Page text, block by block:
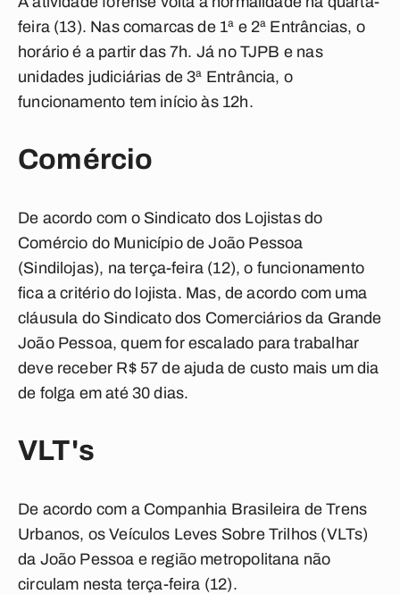
feira (13). Nas comarcas de 1ª e 2ª Entrâncias, o
horário é a partir das 7h. Já no TJPB e nas
unidades judiciárias de 3ª Entrância, o
funcionamento tem início às 12h.
Comércio
De acordo com o Sindicato dos Lojistas do
Comércio do Município de João Pessoa
(Sindilojas), na terça-feira (12), o funcionamento
fica a critério do lojista. Mas, de acordo com uma
cláusula do Sindicato dos Comerciários da Grande
João Pessoa, quem for escalado para trabalhar
deve receber R$ 57 de ajuda de custo mais um dia
de folga em até 30 dias.
VLT's
De acordo com a Companhia Brasileira de Trens
Urbanos, os Veículos Leves Sobre Trilhos (VLTs)
da João Pessoa e região metropolitana não
circulam nesta terça-feira (12).